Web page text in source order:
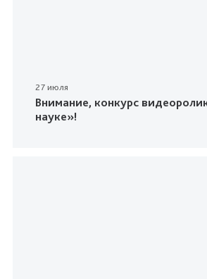
27 июля
Внимание, конкурс
науке»!